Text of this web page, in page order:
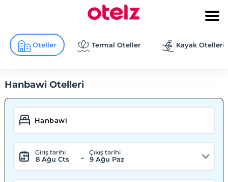
Oteller Termal Oteller Kayak Otelleri
Hanbawi Otelleri
Giriş tarihi
8 Ağu Cts -
Çıkış tarihi
9 Ağu Paz